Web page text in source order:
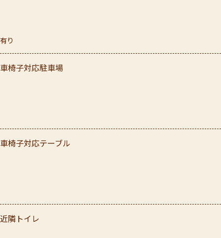
有り
車椅子対応駐車場
車椅子対応テーブル
近隣トイレ